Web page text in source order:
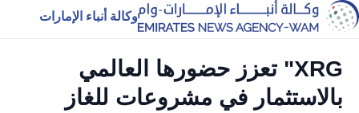
وكالة أنباء الإمارات
‏XRG" تعزز حضورها العالمي
بالاستثمار في مشروعات للغاز